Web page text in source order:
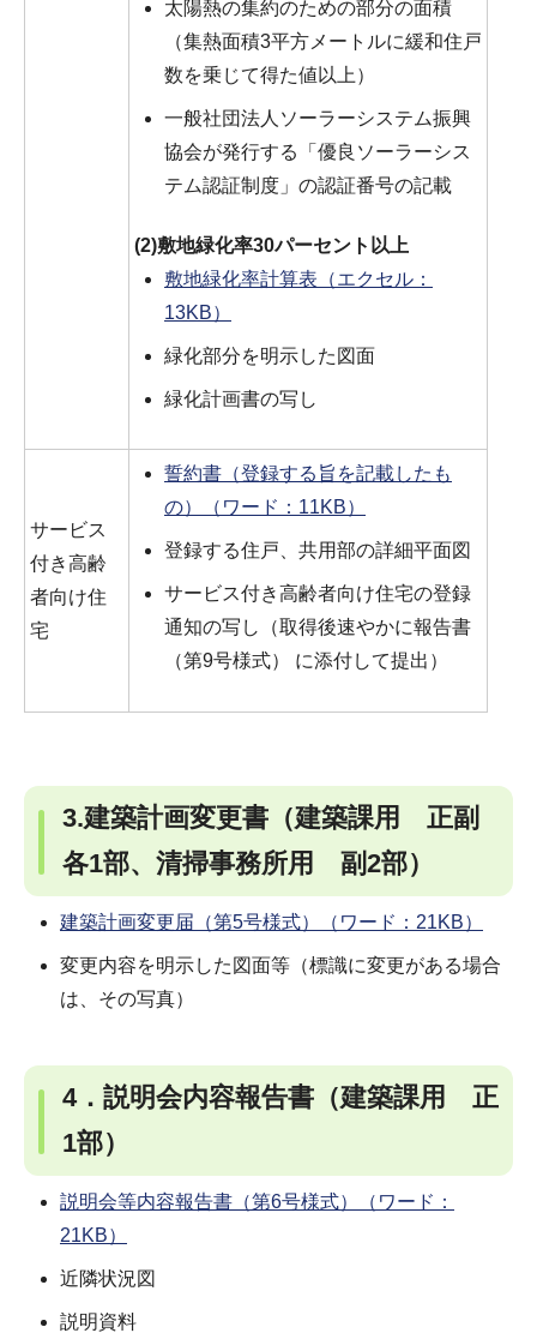
太陽熱の集約のための部分の面積
（集熱面積3平方メートルに緩和住戸
数を乗じて得た値以上）
一般社団法人ソーラーシステム振興
協会が発行する「優良ソーラーシス
テム認証制度」の認証番号の記載
(2)敷地緑化率30パーセント以上
敷地緑化率計算表（エクセル：
13KB）
緑化部分を明示した図面
緑化計画書の写し
サービス
付き高齢
者向け住
宅
誓約書（登録する旨を記載したも
の）（ワード：11KB）
登録する住戸、共用部の詳細平面図
サービス付き高齢者向け住宅の登録
通知の写し（取得後速やかに報告書
（第9号様式） に添付して提出）
3.建築計画変更書（建築課用 正副
各1部、清掃事務所用 副2部）
建築計画変更届（第5号様式）（ワード：21KB）
変更内容を明示した図面等（標識に変更がある場合
は、その写真）
4．説明会内容報告書（建築課用 正
1部）
説明会等内容報告書（第6号様式）（ワード：
21KB）
近隣状況図
説明資料